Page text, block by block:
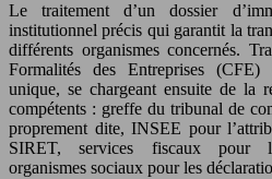
Le traitement d’un dossier
institutionnel précis qui garantit la
différents organismes concernés.
Formalités des Entreprises
unique, se chargeant ensuite de la
compétents : greffe du tribunal de
proprement dite, INSEE pour
SIRET, services fiscaux pour
organismes sociaux pour les